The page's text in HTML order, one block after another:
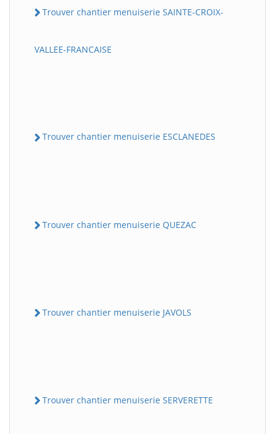
Trouver chantier menuiserie SAINTE-CROIX-
VALLEE-FRANCAISE
Trouver chantier menuiserie ESCLANEDES
Trouver chantier menuiserie QUEZAC
Trouver chantier menuiserie JAVOLS
Trouver chantier menuiserie SERVERETTE